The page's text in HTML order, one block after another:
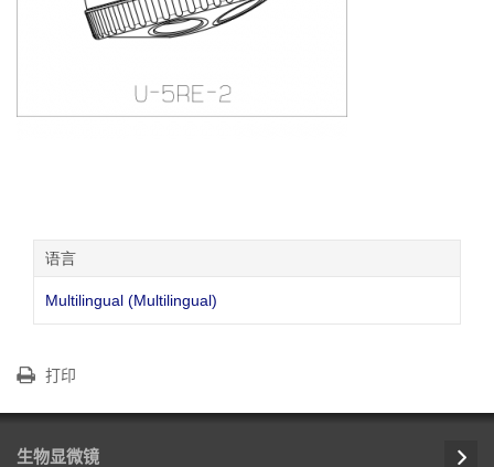
语言
Multilingual (Multilingual)
打印
生物显微镜